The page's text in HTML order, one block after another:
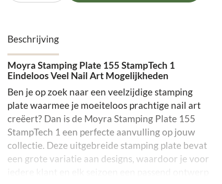
Beschrijving
Moyra Stamping Plate 155 StampTech 1
Eindeloos Veel Nail Art Mogelijkheden
Ben je op zoek naar een veelzijdige stamping
plate waarmee je moeiteloos prachtige nail art
creëert? Dan is de Moyra Stamping Plate 155
StampTech 1 een perfecte aanvulling op jouw
collectie. Deze uitgebreide stamping plate bevat
een grote variatie aan designs, waardoor je voor